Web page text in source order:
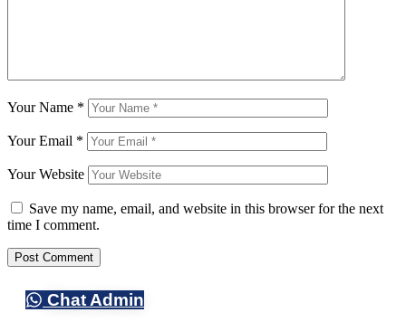
Your Name *
Your Email *
Your Website
Save my name, email, and website in this browser for the next
time I comment.
Chat Admin